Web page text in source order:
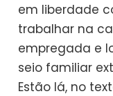
em liberdade
trabalhar na
empregada e
seio familiar
Estão lá, no